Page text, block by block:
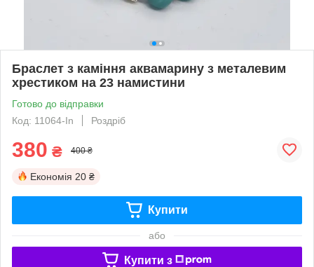
Браслет з каміння аквамарину з металевим
хрестиком на 23 намистини
Готово до відправки
Код: 11064-In
Роздріб
380 ₴ 400 ₴
Економія 20 ₴
Купити
або
Купити з